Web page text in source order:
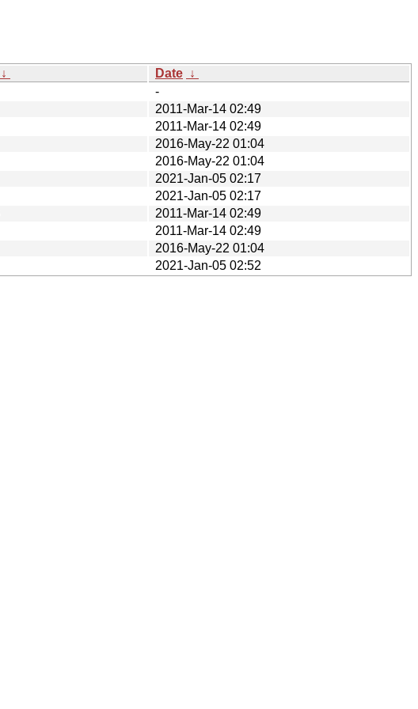
↓ Date ↓
-
2011-Mar-14 02:49
2011-Mar-14 02:49
2016-May-22 01:04
2016-May-22 01:04
2021-Jan-05 02:17
2021-Jan-05 02:17
2011-Mar-14 02:49
2011-Mar-14 02:49
2016-May-22 01:04
2021-Jan-05 02:52